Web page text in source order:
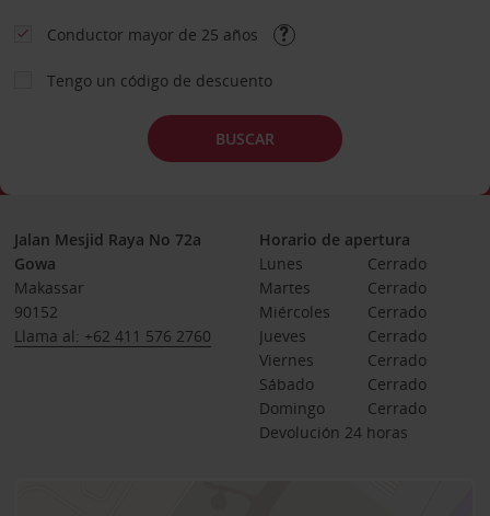
Conductor mayor de 25 años
Tengo un código de descuento
BUSCAR
Jalan Mesjid Raya No 72a
Gowa
Makassar
90152
Llama al: +62 411 576 2760
Horario de apertura
Lunes
Cerrado
Martes
Cerrado
Miércoles
Cerrado
Jueves
Cerrado
Viernes
Cerrado
Sábado
Cerrado
Domingo
Cerrado
Devolución 24 horas